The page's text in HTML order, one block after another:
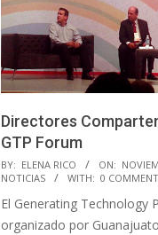
Directores
GTP Forum
2014-
11-
20
BY: ELENA RICO ON:
NOTICIAS
WITH: 0
El Generating Technology
organizado por